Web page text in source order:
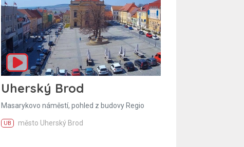
Uherský Brod
Masarykovo náměstí, pohled z budovy Regio
UB město Uherský Brod